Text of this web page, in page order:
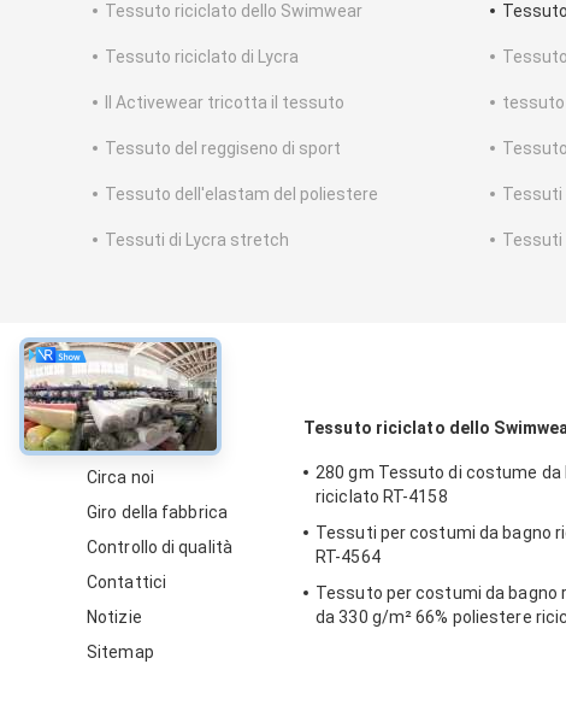
Tessuto riciclato dello Swimwear
Tessuto riciclato di Lycra
Il Activewear tricotta il tessuto tessuto
Tessuto del reggiseno di sport
Tessuto dell'elastam del poliestere Tessuti
Tessuti di Lycra stretch Tessuti
circa
Circa noi
Giro della fabbrica
Controllo di qualità
Contattici
Notizie
Sitemap
Tessuto riciclato dello
280 gm Tessuto di costume da
riciclato RT-4158
Tessuti per costumi da bagno
RT-4564
Tessuto per costumi da bagno
da 330 g/m² 66% poliestere